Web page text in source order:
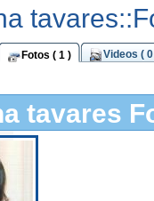
Fotos ( 1 ) Videos (
tavares